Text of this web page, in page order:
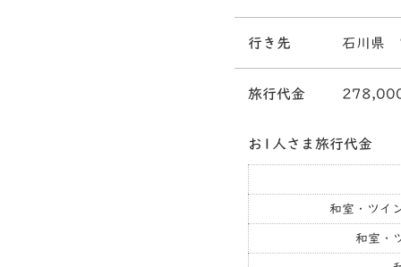
行き先 石川県
旅行代金
お1人さま旅行代金
和室・ツイ
和室・